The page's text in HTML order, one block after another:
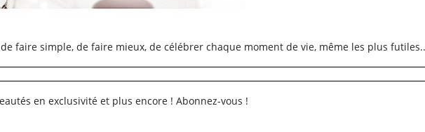
de faire simple, de faire mieux, de célébrer chaque moment de vie, même les plus
en exclusivité et plus encore ! Abonnez-vous !